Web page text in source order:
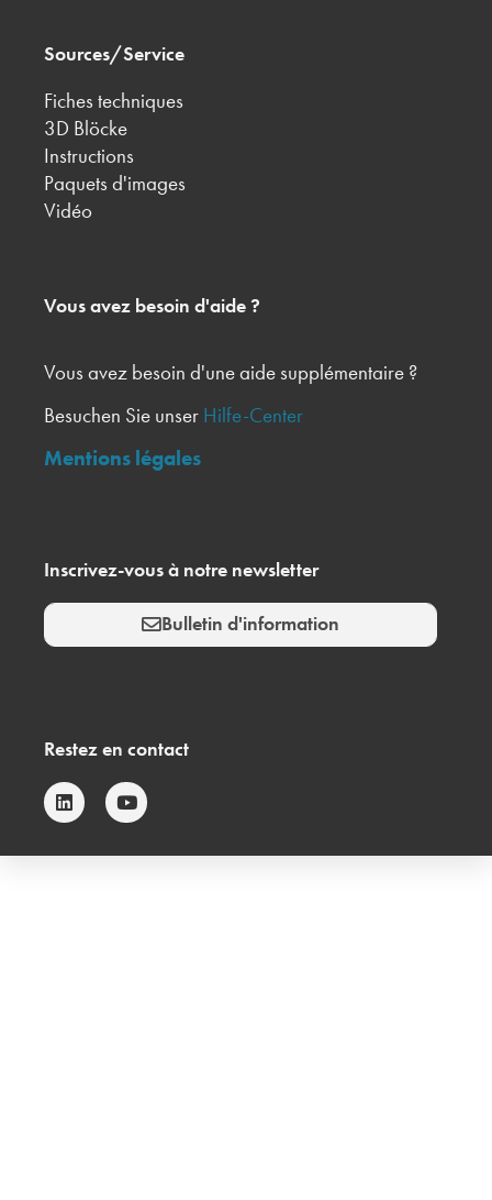
Sources/Service
Fiches techniques
3D Blöcke
Instructions
Paquets d'images
Vidéo
Vous avez besoin d'aide ?
Vous avez besoin d'une aide supplémentaire ?
Besuchen Sie unser Hilfe-Center
Mentions légales
Inscrivez-vous à notre newsletter
Bulletin d'information
Restez en contact